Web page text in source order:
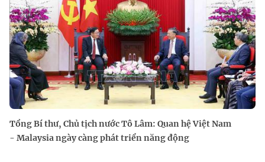
Tổng Bí thư, Chủ tịch nước Tô Lâm: Quan hệ Việt Nam
- Malaysia ngày càng phát triển năng động